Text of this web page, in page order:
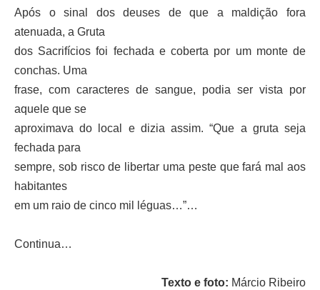
Após o sinal dos deuses de que a maldição fora
atenuada, a Gruta
dos Sacrifícios foi fechada e coberta por um monte de
conchas. Uma
frase, com caracteres de sangue, podia ser vista por
aquele que se
aproximava do local e dizia assim. “Que a gruta seja
fechada para
sempre, sob risco de libertar uma peste que fará mal aos
habitantes
em um raio de cinco mil léguas…”…
Continua…
Texto e foto: Márcio Ribeiro